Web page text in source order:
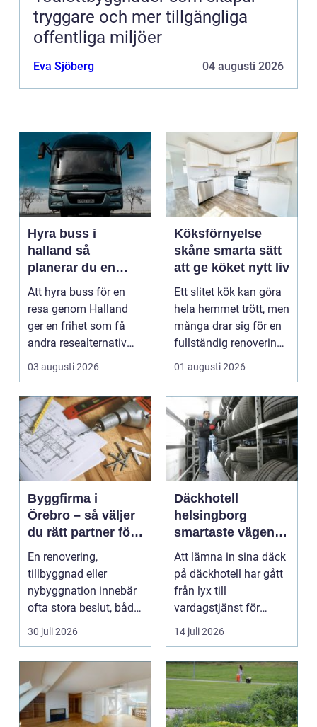
tryggare och mer tillgängliga
offentliga miljöer
Eva Sjöberg 04 augusti 2026
Hyra buss i
halland så
planerar du en
trygg och smidig
resa
Att hyra buss för en
resa genom Halland
ger en frihet som få
andra resealternativ
erbjuder. Gruppen ...
03 augusti 2026
Köksförnyelse
skåne smarta sätt
att ge köket nytt liv
Ett slitet kök kan göra
hela hemmet trött, men
många drar sig för en
fullständig renovering.
Det tar...
01 augusti 2026
Byggfirma i
Örebro – så väljer
du rätt partner för
ditt projekt
En renovering,
tillbyggnad eller
nybyggnation innebär
ofta stora beslut, både
ekonomiskt ...
30 juli 2026
Däckhotell
helsingborg
smartaste vägen
till säkra hjulskift
Att lämna in sina däck
på däckhotell har gått
från lyx till
vardagstjänst för
många bilägare. I
Hels...
14 juli 2026